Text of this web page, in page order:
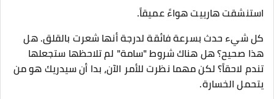
​استنشقت هارييت هواءً عميقاً.
كل شيء حدث بسرعة فائقة لدرجة أنها شعرت بالقلق. هل
هذا صحيح؟ هل هناك شروط "سامة" لم تلاحظها ستجعلها
تندم لاحقاً؟ لكن مهما نظرت للأمر الآن، بدا أن سيدريك هو من
يتحمل الخسارة.